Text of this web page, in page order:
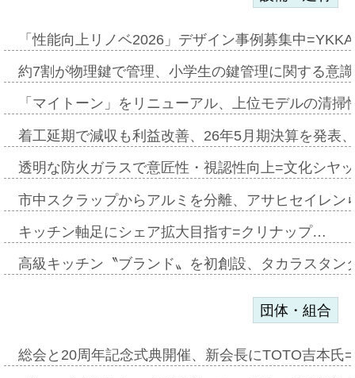
「性能向上リノベ2026」デザイン事例募集中
約7割が物理鍵で管理、小学生の鍵管理に関する意
「マイトーン」をリニューアル、上位モデルの清
着工延期で減収も利益改善、26年5月期決算を発表
透明な防火ガラスで意匠性・視認性向上=文化シヤ
市中スクラップからアルミを分離、アサヒセイレ
キッチン軸足にシェア拡大目指す=クリナップ…
高級キッチン〝ブランド〟を初創設、タカラスタ
団体・組合
総会と20周年記念式典開催、新会長にTOTO吉本氏